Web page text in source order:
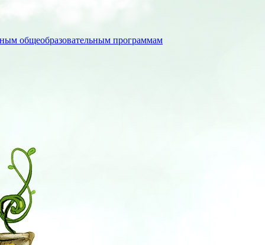
общеобразовательным программам